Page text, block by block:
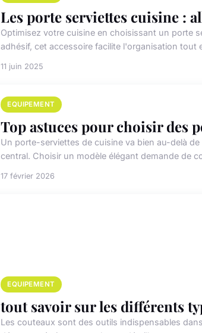
Les porte serviettes cuisine :
Optimisez votre cuisine en choisissant un porte
adhésif, cet accessoire facilite l'organisation tout
11 juin 2025
EQUIPEMENT
Top astuces pour choisir des
Un porte-serviettes de cuisine va bien au-delà
central. Choisir un modèle élégant demande de
17 février 2026
EQUIPEMENT
tout savoir sur les différents
Les couteaux sont des outils indispensables